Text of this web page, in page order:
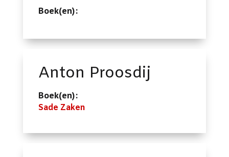
Boek(en):
Anton Proosdij
Boek(en):
Sade Zaken